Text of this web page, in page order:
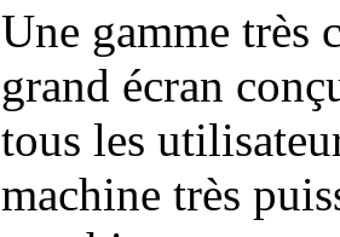
Une gamme très
grand écran
tous les
machine très